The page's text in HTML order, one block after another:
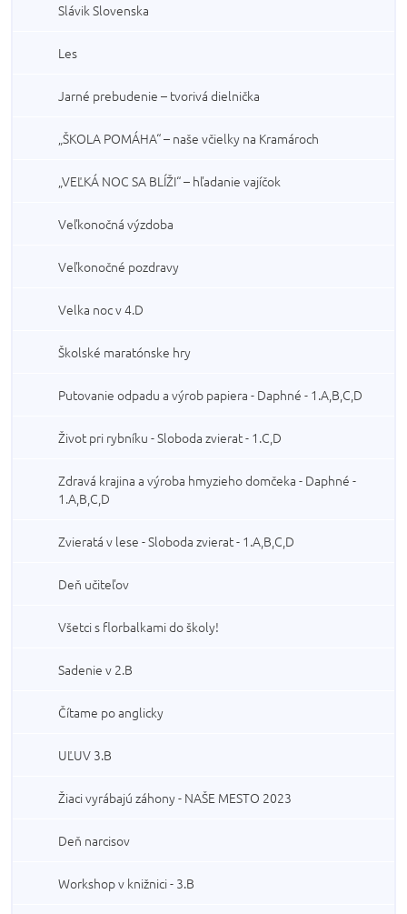
Slávik Slovenska
Les
Jarné prebudenie – tvorivá dielnička
„ŠKOLA POMÁHA“ – naše včielky na Kramároch
„VEĽKÁ NOC SA BLÍŽI“ – hľadanie vajíčok
Veľkonočná výzdoba
Veľkonočné pozdravy
Velka noc v 4.D
Školské maratónske hry
Putovanie odpadu a výrob papiera - Daphné - 1.A,B,C,D
Život pri rybníku - Sloboda zvierat - 1.C,D
Zdravá krajina a výroba hmyzieho domčeka - Daphné -
1.A,B,C,D
Zvieratá v lese - Sloboda zvierat - 1.A,B,C,D
Deň učiteľov
Všetci s florbalkami do školy!
Sadenie v 2.B
Čítame po anglicky
UĽUV 3.B
Žiaci vyrábajú záhony - NAŠE MESTO 2023
Deň narcisov
Workshop v knižnici - 3.B